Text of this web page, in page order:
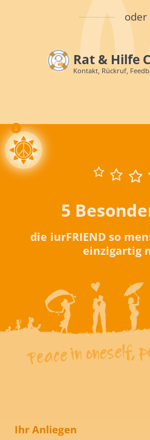
oder
Rat & Hilfe
Kontakt, Rückruf,
5
die iurFRIEND so
einzigartig
Ihr Anliegen